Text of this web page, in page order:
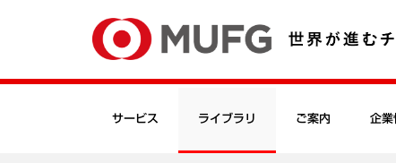
サービス ライブラリ ご案内 企